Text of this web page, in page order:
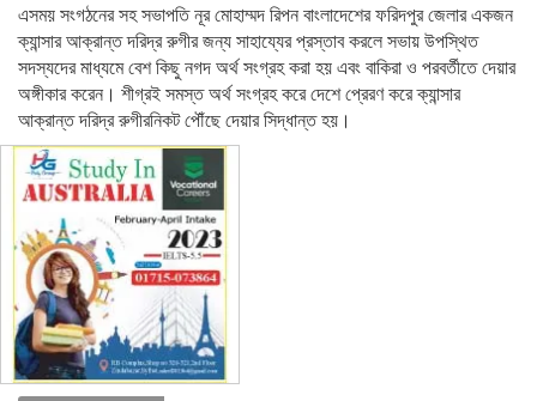
এসময় সংগঠনের সহ সভাপতি নূর মোহাম্মদ রিপন বাংলাদেশের ফরিদপুর জেলার একজন
ক্যান্সার আক্রান্ত দরিদ্র রুগীর জন্য সাহায্যের প্রস্তাব করলে সভায় উপস্থিত
সদস্যদের মাধ্যমে বেশ কিছু নগদ অর্থ সংগ্রহ করা হয় এবং বাকিরা ও পরবর্তীতে দেয়ার
অঙ্গীকার করেন। শীগ্রই সমস্ত অর্থ সংগ্রহ করে দেশে প্রেরণ করে ক্যান্সার
আক্রান্ত দরিদ্র রুগীরনিকট পৌঁছে দেয়ার সিদ্ধান্ত হয়।